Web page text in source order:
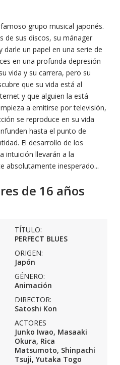
grupo musical japonés.
de sus discos, su mánager
darle un papel en una serie de
en una profunda depresión
vida y su carrera, pero su
que su vida está al
y que alguien la está
a emitirse por televisión,
se reproduce en su vida
hasta el punto de
El desarrollo de los
intuición llevarán a la
absolutamente inesperado...
de 16 años
TÍTULO:
PERFECT BLUES
ORIGEN:
Japón
GÉNERO:
Animación
DIRECTOR:
Satoshi Kon
ACTORES
Junko Iwao, Masaaki
Okura, Rica
Matsumoto, Shinpachi
Tsuji, Yutaka Togo